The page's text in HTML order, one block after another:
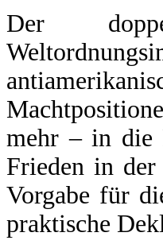
Der
mehr – in die
Frieden in der
Vorgabe für
praktische